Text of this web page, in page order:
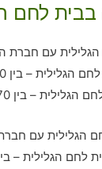
בבית לחם